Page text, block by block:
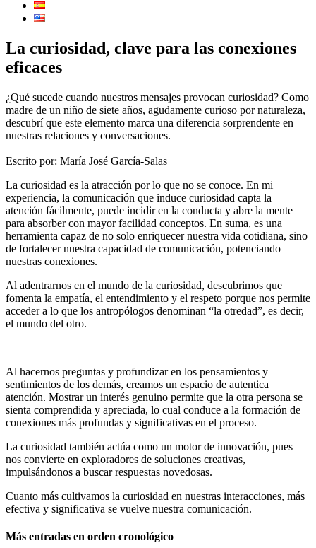
La curiosidad, clave para las conexiones
eficaces
¿Qué sucede cuando nuestros mensajes provocan curiosidad? Como
madre de un niño de siete años, agudamente curioso por naturaleza,
descubrí que este elemento marca una diferencia sorprendente en
nuestras relaciones y conversaciones.
Escrito por: María José García-Salas
La curiosidad es la atracción por lo que no se conoce. En mi
experiencia, la comunicación que induce curiosidad capta la
atención fácilmente, puede incidir en la conducta y abre la mente
para absorber con mayor facilidad conceptos. En suma, es una
herramienta capaz de no solo enriquecer nuestra vida cotidiana, sino
de fortalecer nuestra capacidad de comunicación, potenciando
nuestras conexiones.
Al adentrarnos en el mundo de la curiosidad, descubrimos que
fomenta la empatía, el entendimiento y el respeto porque nos permite
acceder a lo que los antropólogos denominan “la otredad”, es decir,
el mundo del otro.
Al hacernos preguntas y profundizar en los pensamientos y
sentimientos de los demás, creamos un espacio de autentica
atención. Mostrar un interés genuino permite que la otra persona se
sienta comprendida y apreciada, lo cual conduce a la formación de
conexiones más profundas y significativas en el proceso.
La curiosidad también actúa como un motor de innovación, pues
nos convierte en exploradores de soluciones creativas,
impulsándonos a buscar respuestas novedosas.
Cuanto más cultivamos la curiosidad en nuestras interacciones, más
efectiva y significativa se vuelve nuestra comunicación.
Más entradas en orden cronológico